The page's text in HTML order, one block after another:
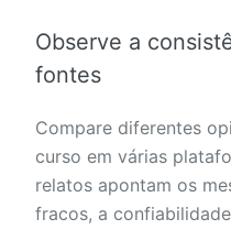
Observe a
fontes
Compare diferentes
curso em várias
relatos apontam os
fracos, a